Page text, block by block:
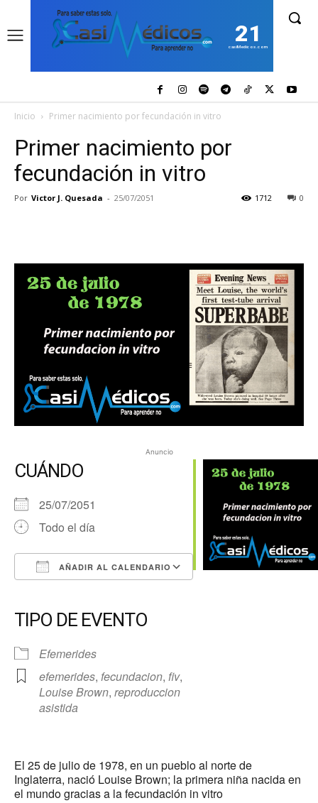
21
casiMedicos.com
Inicio Primer nacimiento por fecundación in vitro
Primer nacimiento por
fecundación in vitro
Por Victor J. Quesada - 25/07/2051 0
1712
Anuncio
CUÁNDO
25/07/2051
Todo el día
AÑADIR AL CALENDARIO
TIPO DE EVENTO
Efemerides
efemerides, fecundacion, fiv,
Louise Brown, reproduccion
asistida
El 25 de julio de 1978, en un pueblo al norte de
Inglaterra, nació Louise Brown; la primera niña nacida en
el mundo gracias a la fecundación in vitro